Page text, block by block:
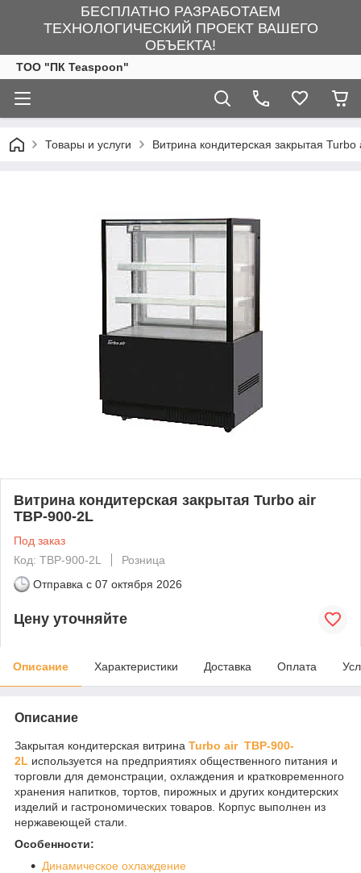
БЕСПЛАТНО РАЗРАБОТАЕМ
ТЕХНОЛОГИЧЕСКИЙ ПРОЕКТ ВАШЕГО
ОБЪЕКТА!
ТОО "ПК Teaspoon"
Товары и услуги Витрина кондитерская закрытая
Витрина кондитерская закрытая Turbo air
TBP-900-2L
Под заказ
Код: TBP-900-2L
Розница
Отправка с 07 октября 2026
Цену уточняйте
Описание Характеристики Доставка Оплата
Описание
Закрытая кондитерская витрина Turbo air TBP-900-
2L используется на предприятиях общественного питания и
торговли для демонстрации, охлаждения и кратковременного
хранения напитков, тортов, пирожных и других кондитерских
изделий и гастрономических товаров. Корпус выполнен из
нержавеющей стали.
Особенности:
Динамическое охлаждение